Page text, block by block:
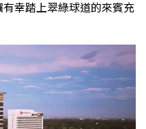
幸踏上翠綠球道的來賓充